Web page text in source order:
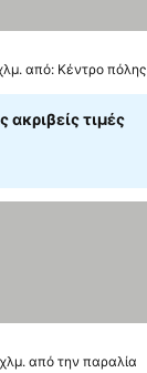
από: Κέντρο πόλης
ακριβείς τιμές
από την παραλία